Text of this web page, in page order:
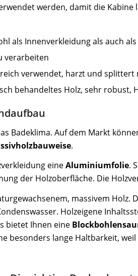
werden, damit die Kabine
als Innenverkleidung als auch
verarbeiten
verwendet, harzt und splittert
behandeltes Holz, sehr
Badeklima. Auf dem Markt
.
eineAluminiumfolie.
der Holzoberfläche. Die
massivem Holz.
Holzeigene
bietet Ihnen eine
besonders lange Haltbarkeit,